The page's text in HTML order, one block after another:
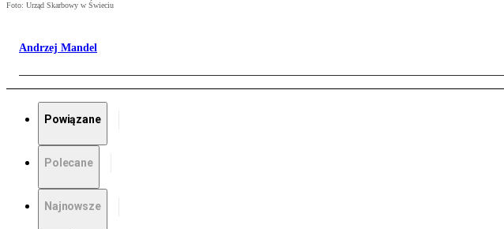
Foto: Urząd Skarbowy w Świeciu
Andrzej Mandel
Powiązane
Polecane
Najnowsze